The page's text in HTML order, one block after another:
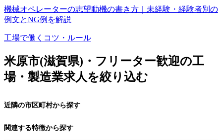
機械オペレーターの志望動機の書き方｜未経験・経験者別の
例文とNG例を解説
工場で働くコツ・ルール
米原市(滋賀県)・フリーター歓迎の工
場・製造業求人を絞り込む
近隣の市区町村から探す
関連する特徴から探す